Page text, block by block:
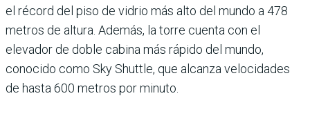
el récord del piso de vidrio más alto del mundo a 478
metros de altura. Además, la torre cuenta con el
elevador de doble cabina más rápido del mundo,
conocido como Sky Shuttle, que alcanza veloci­dades
de hasta 600 metros por minuto.